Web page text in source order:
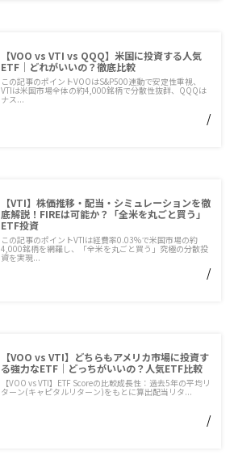
【VOO vs VTI vs QQQ】米国に投資する人気
ETF｜どれがいいの？徹底比較
この記事のポイントVOOはS&P500連動で安定性重視、
VTIは米国市場全体の約4,000銘柄で分散性抜群、QQQは
ナス...
/
【VTI】株価推移・配当・シミュレーションを徹
底解説！FIREは可能か？「全米を丸ごと買う」
ETF投資
この記事のポイントVTIは経費率0.03%で米国市場の約
4,000銘柄を網羅し、「全米を丸ごと買う」究極の分散投
資を実現...
/
【VOO vs VTI】どちらもアメリカ市場に投資す
る強力なETF｜どっちがいいの？人気ETF比較
【VOO vs VTI】ETF Scoreの比較成長性：過去5年の平均リ
ターン(キャピタルリターン)をもとに算出配当リタ...
/